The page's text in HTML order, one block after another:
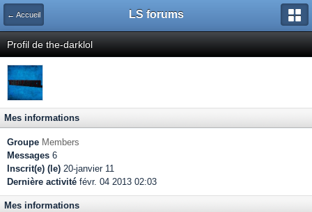
← Accueil LS forums
Profil de the-darklol
Mes informations
Groupe Members
Messages 6
Inscrit(e) (le) 20-janvier 11
Dernière activité févr. 04 2013 02:03
Mes informations